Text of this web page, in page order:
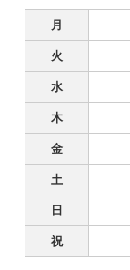
月
火
水
木
金
土
日
祝